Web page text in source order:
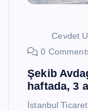
Cevdet
0
Şekib
haftada, 3
İstanbul